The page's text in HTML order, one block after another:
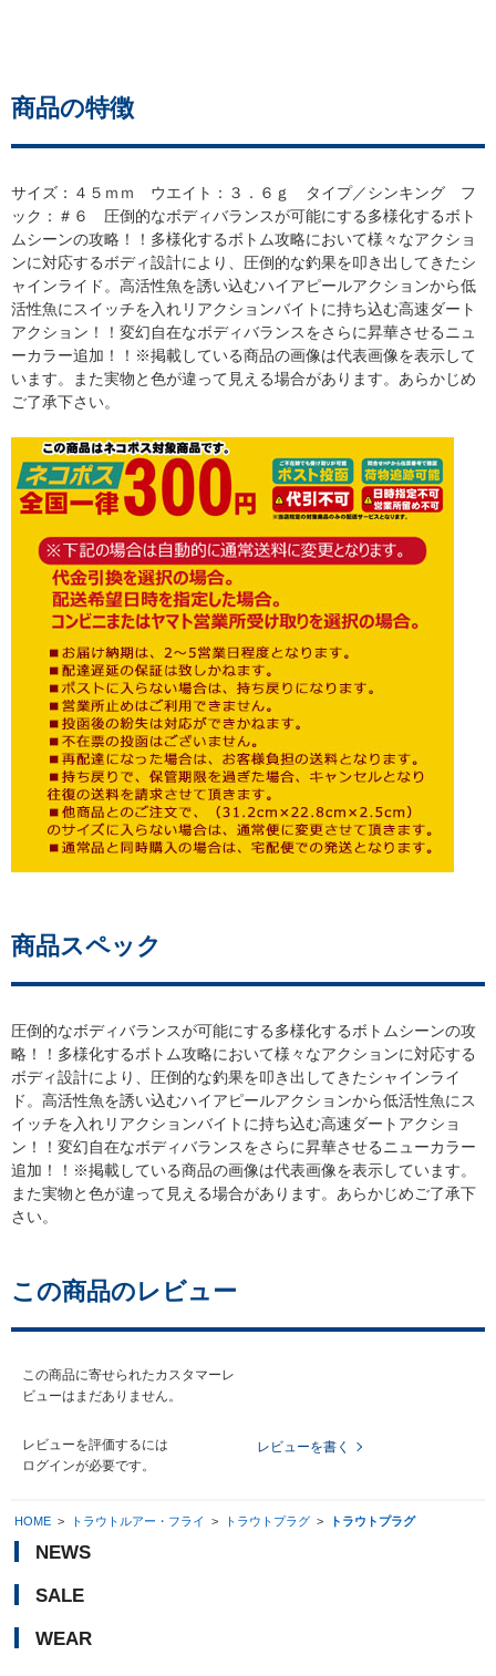
商品の特徴
サイズ：４５ｍｍ ウエイト：３．６ｇ タイプ／シンキング フ
ック：＃６ 圧倒的なボディバランスが可能にする多様化するボト
ムシーンの攻略！！多様化するボトム攻略において様々なアクショ
ンに対応するボディ設計により、圧倒的な釣果を叩き出してきたシ
ャインライド。高活性魚を誘い込むハイアピールアクションから低
活性魚にスイッチを入れリアクションバイトに持ち込む高速ダート
アクション！！変幻自在なボディバランスをさらに昇華させるニュ
ーカラー追加！！※掲載している商品の画像は代表画像を表示して
います。また実物と色が違って見える場合があります。あらかじめ
ご了承下さい。
商品スペック
圧倒的なボディバランスが可能にする多様化するボトムシーンの攻
略！！多様化するボトム攻略において様々なアクションに対応する
ボディ設計により、圧倒的な釣果を叩き出してきたシャインライ
ド。高活性魚を誘い込むハイアピールアクションから低活性魚にス
イッチを入れリアクションバイトに持ち込む高速ダートアクショ
ン！！変幻自在なボディバランスをさらに昇華させるニューカラー
追加！！※掲載している商品の画像は代表画像を表示しています。
また実物と色が違って見える場合があります。あらかじめご了承下
さい。
この商品のレビュー
この商品に寄せられたカスタマーレ
ビューはまだありません。
レビューを評価するには
ログインが必要です。
レビューを書く
HOME > トラウトルアー・フライ > トラウトプラグ > トラウトプラグ
NEWS
SALE
WEAR